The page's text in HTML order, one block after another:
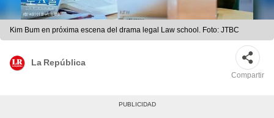
Kim Bum en próxima escena del drama legal Law school. Foto: JTBC
La República
Compartir